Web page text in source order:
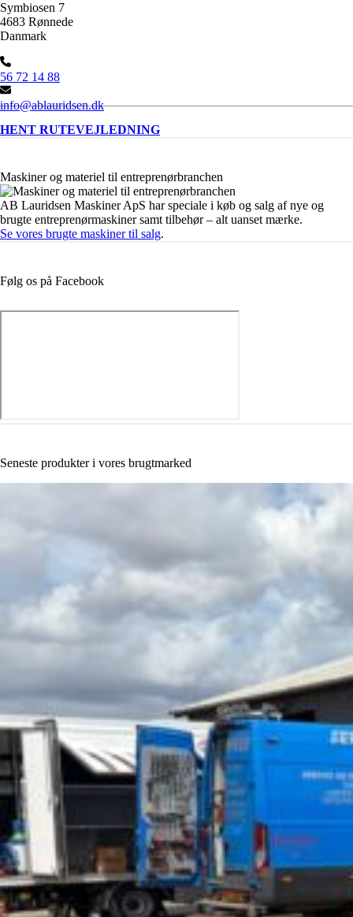
Symbiosen 7
4683 Rønnede
Danmark
56 72 14 88
info@ablauridsen.dk
HENT RUTEVEJLEDNING
Maskiner og materiel til entreprenørbranchen
AB Lauridsen Maskiner ApS har speciale i køb og salg af nye og
brugte entreprenørmaskiner samt tilbehør – alt uanset mærke.
Se vores brugte maskiner til salg.
Følg os på Facebook
Seneste produkter i vores brugtmarked